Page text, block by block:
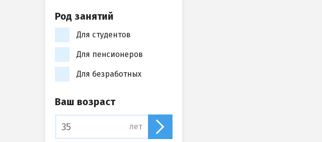
Род занятий
Для студентов
Для пенсионеров
Для безработных
Ваш возраст
лет